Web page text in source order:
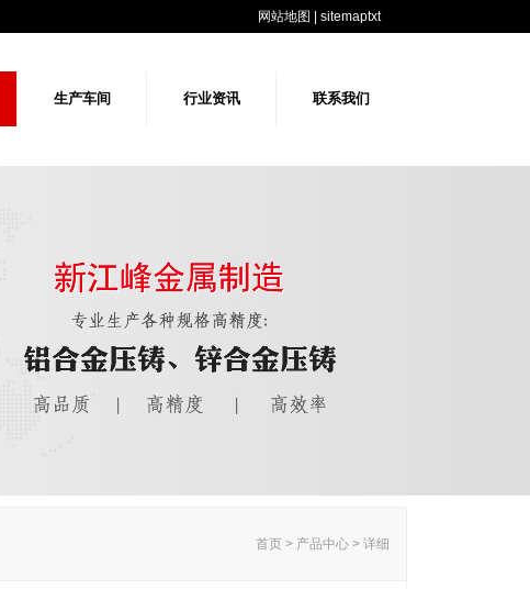
网站地图 sitemaptxt
生产车间 行业资讯 联系我们
首页 > 产品中心 > 详细